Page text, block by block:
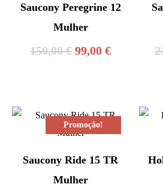
Saucony Peregrine 12
Mulher
150,00€ O
era:
150,00 €.
99,00€O
é:
Promoção!
Saucony Ride 15 TR
Mulher